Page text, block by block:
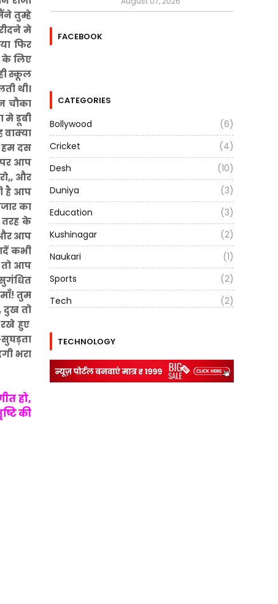
तुम्हे
मे
फिर
के लिए
स्कूल
थी।
चौका
मे डूबी
वाक्या
हम दस
आप
और
है आप
का
तरह के
और आप
कभी
तो आप
तुम
दुख तो
रखे हुए
भरा
हो,
की
FACEBOOK
CATEGORIES
Bollywood
(6)
Cricket
(4)
Desh
(10)
Duniya
(3)
Education
(3)
Kushinagar
(2)
Naukari
(1)
Sports
(2)
Tech
(2)
TECHNOLOGY